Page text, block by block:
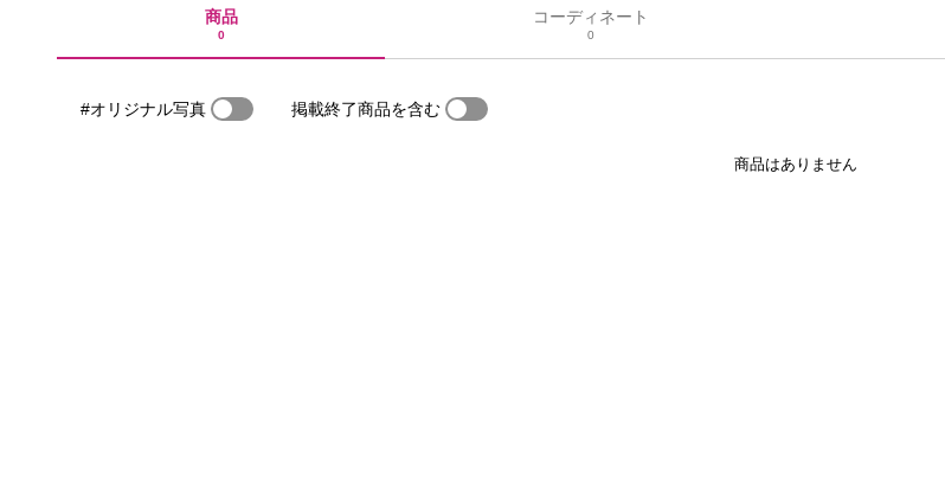
商品
0
コーディネート
0
#オリジナル写真 掲載終了商品を含む
商品はありません